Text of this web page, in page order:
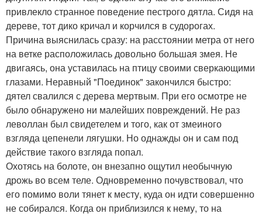
привлекло странное поведение пестрого дятла. Сидя на
дереве, тот дико кричал и корчился в судорогах.
Причина выяснилась сразу: на расстоянии метра от него
на ветке расположилась довольно большая змея. Не
двигаясь, она уставилась на птицу своими сверкающими
глазами. Неравный "Поединок" закончился быстро:
дятел свалился с дерева мертвым. При его осмотре не
было обнаружено ни малейших повреждений. Не раз
леволлан был свидетелем и того, как от змеиного
взгляда цепенели лягушки. Но однажды он и сам под
действие такого взгляда попал.
Охотясь на болоте, он внезапно ощутил необычную
дрожь во всем теле. Одновременно почувствовал, что
его помимо воли тянет к месту, куда он идти совершенно
не собирался. Когда он приблизился к нему, то на